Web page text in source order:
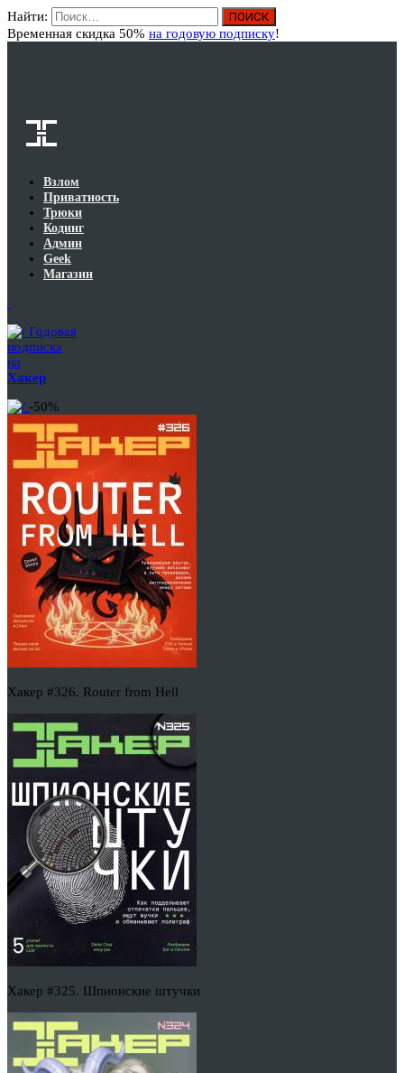
Найти:
Временная скидка 50% на годовую подписку!
Взлом
Приватность
Трюки
Кодинг
Админ
Geek
Магазин
Годовая
подписка
на
Хакер
-50%
Хакер #326. Router from Hell
Хакер #325. Шпионские штучки